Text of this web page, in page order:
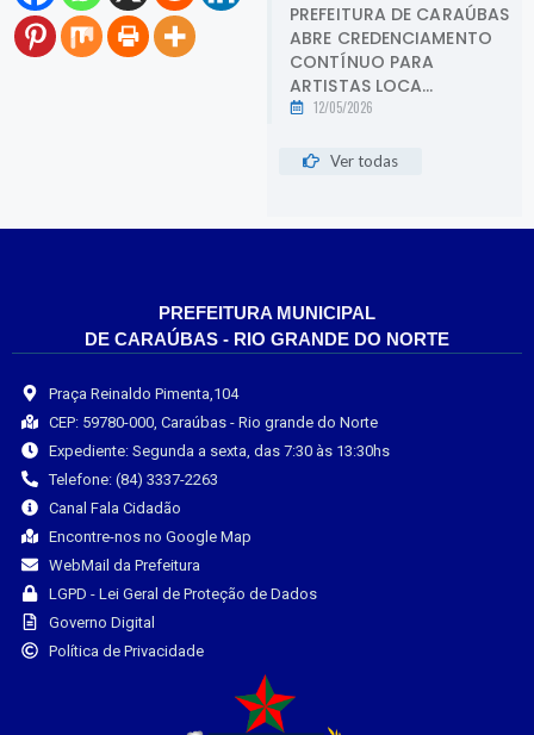
PREFEITURA DE CARAÚBAS
ABRE CREDENCIAMENTO
CONTÍNUO PARA
ARTISTAS LOCA...
12/05/2026
Ver todas
PREFEITURA MUNICIPAL
DE CARAÚBAS - RIO GRANDE DO NORTE
Praça Reinaldo Pimenta,104
CEP: 59780-000, Caraúbas - Rio grande do Norte
Expediente: Segunda a sexta, das 7:30 às 13:30hs
Telefone: (84) 3337-2263
Canal Fala Cidadão
Encontre-nos no Google Map
WebMail da Prefeitura
LGPD - Lei Geral de Proteção de Dados
Governo Digital
Política de Privacidade